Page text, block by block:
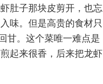
肚子那块皮剪开，也忘
味。但是高贵的食材只
甘。这个菜唯一难点是
起来很香，后来把龙虾